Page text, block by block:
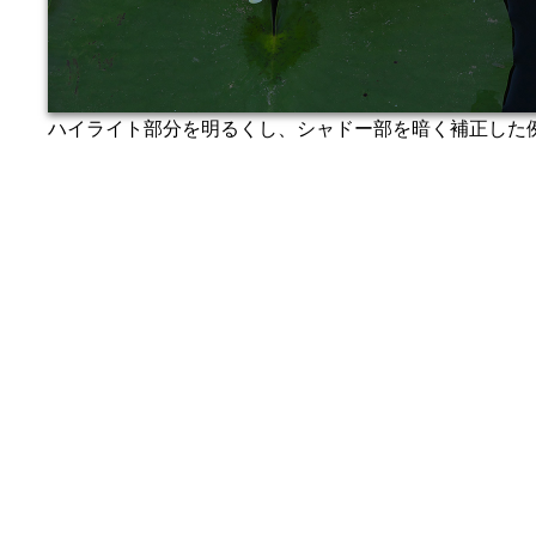
ハイライト部分を明るくし、シャドー部を暗く補正した